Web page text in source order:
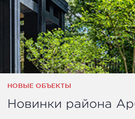
НОВЫЕ ОБЪЕКТЫ
Новинки района